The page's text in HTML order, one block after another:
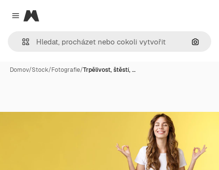
Close menu
Magnific
Hledat
Domov/Stock/Fotografie/Trpělivost, štěstí, …